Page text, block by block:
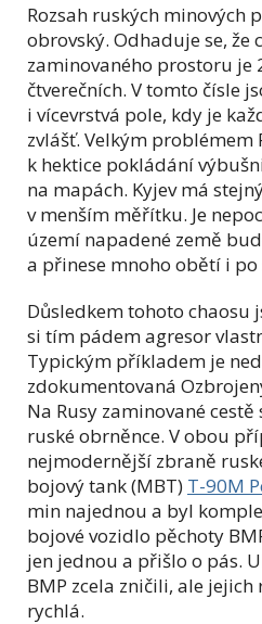
Rozsah ruských minových
obrovský. Odhaduje se, že
zaminovaného prostoru je
čtverečních. V tomto čísle
i vícevrstvá pole, kdy je
zvlášť. Velkým problémem
k hektice pokládání
na mapách. Kyjev má
v menším měřítku. Je
území napadené země
a přinese mnoho obětí i
Důsledkem tohoto chaosu
si tím pádem agresor
Typickým příkladem je
zdokumentovaná
Na Rusy zaminované
ruské obrněnce. V obou
nejmodernější zbraně
bojový tank (MBT) T-90M
min najednou a byl
bojové vozidlo pěchoty
jen jednou a přišlo o pás.
BMP zcela zničili, ale
rychlá.